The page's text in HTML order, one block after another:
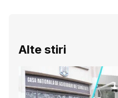
Alte stiri